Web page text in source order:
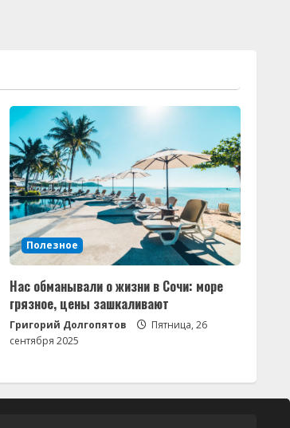
Полезное
Нас обманывали о жизни в Сочи: море
грязное, цены зашкаливают
Григорий Долгопятов
Пятница, 26
сентября 2025